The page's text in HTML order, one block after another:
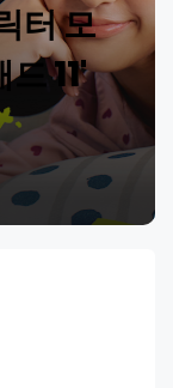
터 모
11'